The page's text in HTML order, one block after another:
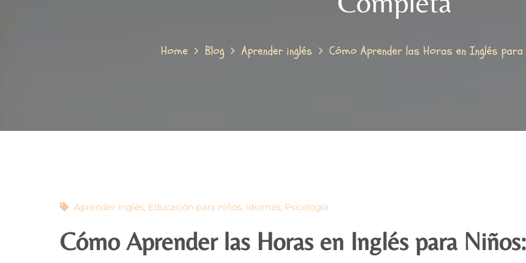
Home Blog Aprender inglés Cómo Aprender las Horas en Inglés
Aprender inglés, Educación para niños, Idiomas, Psicología
Cómo Aprender las Horas en Inglés para